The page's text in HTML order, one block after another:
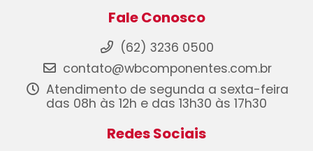
Fale Conosco
(62) 3236 0500
contato@wbcomponentes.com.br
Atendimento de segunda a sexta-feira
das 08h às 12h e das 13h30 às 17h30
Redes Sociais